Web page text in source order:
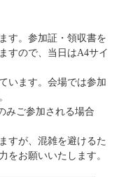
す。参加証・領収書を
すので、当日はA4サイ
います。会場では参加
みご参加される場合
すが、混雑を避けるた
をお願いいたします。